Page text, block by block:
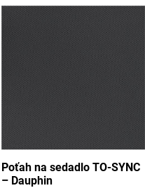
Poťah na sedadlo TO-SYNC
– Dauphin